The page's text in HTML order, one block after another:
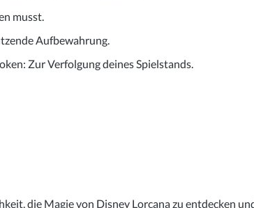
musst.
Aufbewahrung.
: Zur Verfolgung deines Spielstands.
die Magie von Disney Lorcana zu entdecken